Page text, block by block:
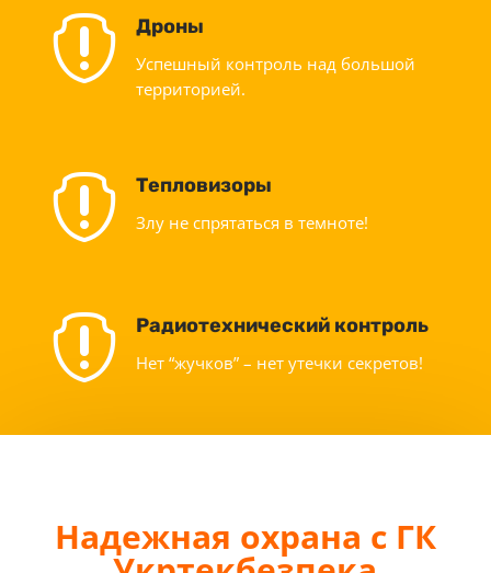
 Дроны
Успешный контроль над большой
территорией.
 Тепловизоры
Злу не спрятаться в темноте!
 Радиотехнический контроль
Нет “жучков” – нет утечки секретов!
Надежная охрана с ГК